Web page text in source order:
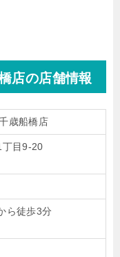
店の店舗情報
歳船橋店
丁目9-20
ら徒歩3分